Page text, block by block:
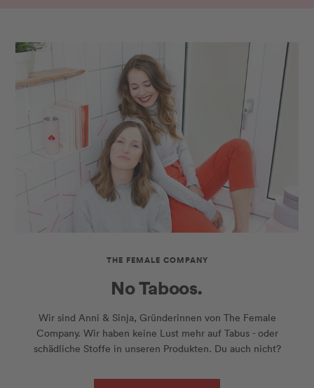
THE FEMALE COMPANY
No Taboos.
Wir sind Anni & Sinja, Gründerinnen von The Female
Company. Wir haben keine Lust mehr auf Tabus - oder
schädliche Stoffe in unseren Produkten. Du auch nicht?